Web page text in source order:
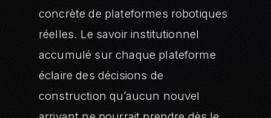
concrète de plateformes robotiques
réelles. Le savoir institutionnel
accumulé sur chaque plateforme
éclaire des décisions de
construction qu’aucun nouvel